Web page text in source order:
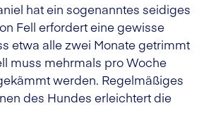
hat ein sogenanntes seidiges
Fell erfordert eine gewisse
etwa alle zwei Monate getrimmt
muss mehrmals pro Woche
werden. Regelmäßiges
des Hundes erleichtert die